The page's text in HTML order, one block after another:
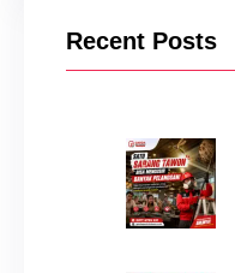
Recent Posts